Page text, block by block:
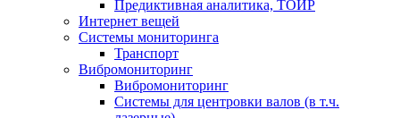
Предиктивная аналитика, ТОИР
Интернет вещей
Системы мониторинга
Транспорт
Вибромониторинг
Вибромониторинг
Системы для центровки валов (в т.ч.